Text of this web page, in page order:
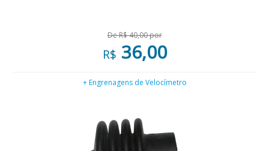
De R$ 40,00 por
R$ 36,00
+ Engrenagens de Velocímetro